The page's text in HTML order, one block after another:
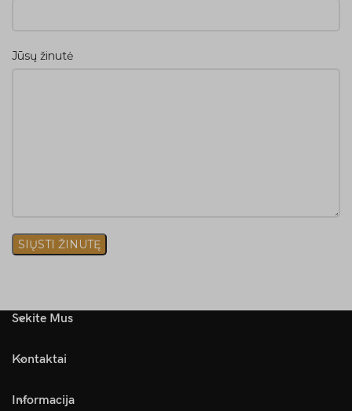
Jūsų žinutė
Sekite Mus
Kontaktai
Informacija